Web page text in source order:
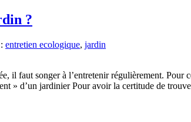
?
entretien ecologique, jardin
il faut songer à l’entretenir régulièrement.
» d’un jardinier Pour avoir la certitude de